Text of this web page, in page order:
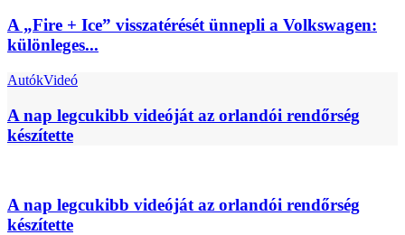
A „Fire + Ice” visszatérését ünnepli a Volkswagen:
különleges...
AutókVideó
A nap legcukibb videóját az orlandói rendőrség
készítette
A nap legcukibb videóját az orlandói rendőrség
készítette